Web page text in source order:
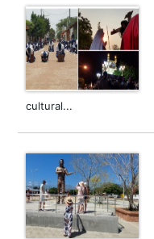
cultural...